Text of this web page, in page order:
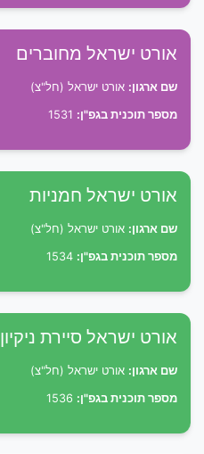
אורט ישראל מחוברים
שם ארגון: אורט ישראל (חל"צ)
מספר תוכנית בגפ"ן:
אורט ישראל חמניות
שם ארגון: אורט ישראל (חל"צ)
מספר תוכנית בגפ"ן:
אורט ישראל סיירת ניקיון
שם ארגון: אורט ישראל (חל"צ)
מספר תוכנית בגפ"ן: